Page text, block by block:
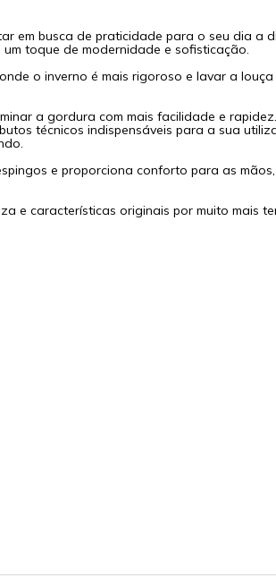
em busca de praticidade para o seu dia a
toque de modernidade e sofisticação.
o inverno é mais rigoroso e lavar a
a gordura com mais facilidade e
técnicos indispensáveis para a sua
e proporciona conforto para as
e características originais por muito mais